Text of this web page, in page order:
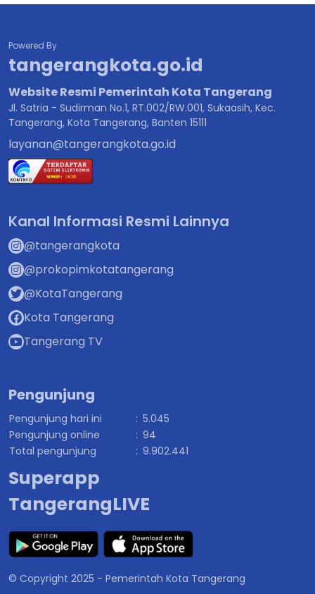
Powered By
tangerangkota.go.id
Website Resmi Pemerintah Kota Tangerang
Jl. Satria - Sudirman No.1, RT.002/RW.001, Sukaasih, Kec.
Tangerang, Kota Tangerang, Banten 15111
layanan@tangerangkota.go.id
Kanal Informasi Resmi Lainnya
@tangerangkota
@prokopimkotatangerang
@KotaTangerang
Kota Tangerang
Tangerang TV
Pengunjung
Pengunjung hari ini : 5.045
Pengunjung online
: 94
Total pengunjung
: 9.902.441
Superapp
TangerangLIVE
© Copyright 2025 - Pemerintah Kota Tangerang